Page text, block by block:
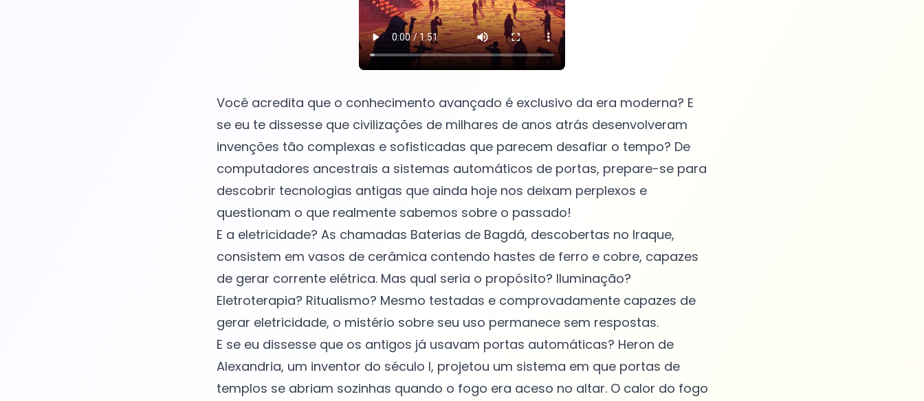
Você acredita que o conhecimento avançado é exclusivo da era moderna? E
se eu te dissesse que civilizações de milhares de anos atrás desenvolveram
invenções tão complexas e sofisticadas que parecem desafiar o tempo? De
computadores ancestrais a sistemas automáticos de portas, prepare-se para
descobrir tecnologias antigas que ainda hoje nos deixam perplexos e
questionam o que realmente sabemos sobre o passado!
E a eletricidade? As chamadas Baterias de Bagdá, descobertas no Iraque,
consistem em vasos de cerâmica contendo hastes de ferro e cobre, capazes
de gerar corrente elétrica. Mas qual seria o propósito? Iluminação?
Eletroterapia? Ritualismo? Mesmo testadas e comprovadamente capazes de
gerar eletricidade, o mistério sobre seu uso permanece sem respostas.
E se eu dissesse que os antigos já usavam portas automáticas? Heron de
Alexandria, um inventor do século I, projetou um sistema em que portas de
templos se abriam sozinhas quando o fogo era aceso no altar. O calor do fogo